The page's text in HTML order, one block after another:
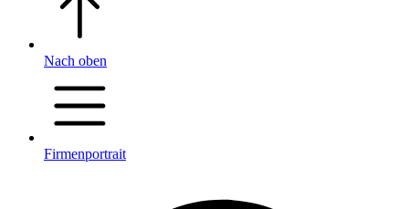
Nach oben
Firmenportrait